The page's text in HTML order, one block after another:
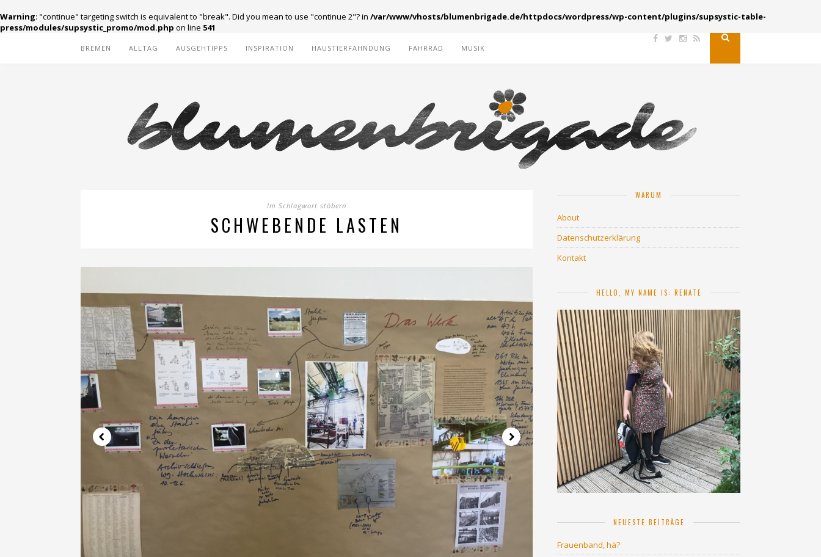
Warning: "continue" targeting switch is equivalent to "break". Did you mean to use "continue 2"? in /var/www/vhosts/blumenbrigade.de/httpdocs/wordpress/wp-content/plugins/supsystic-table-
press/modules/supsystic_promo/mod.php on line 541
BREMEN ALLTAG AUSGEHTIPPS INSPIRATION HAUSTIERFAHNDUNG FAHRRAD MUSIK
Im Schlagwort stöbern
SCHWEBENDE LASTEN
WARUM
About
Datenschutzerklärung
Kontakt
HELLO, MY NAME IS: RENATE
NEUESTE BEITRÄGE
Frauenband, hä?